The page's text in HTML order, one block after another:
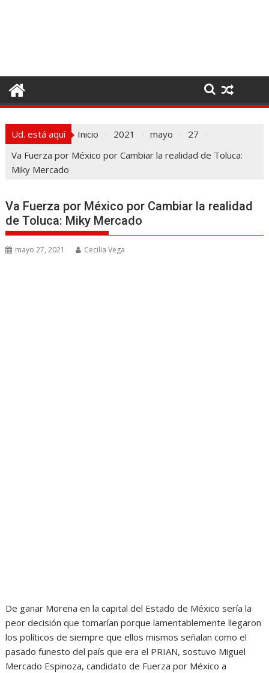
o
t
Ud. está aquí Inicio 2021 mayo
27
Va Fuerza por México por Cambiar la realidad de Toluca:
Miky Mercado
Va Fuerza por México por Cambiar la realidad
de Toluca: Miky Mercado
mayo 27, 2021 Cecilia Vega
De ganar Morena en la capital del Estado de México sería la
peor decisión que tomarían porque lamentablemente llegaron
los políticos de siempre que ellos mismos señalan como el
pasado funesto del país que era el PRIAN, sostuvo Miguel
Mercado Espinoza, candidato de Fuerza por México a